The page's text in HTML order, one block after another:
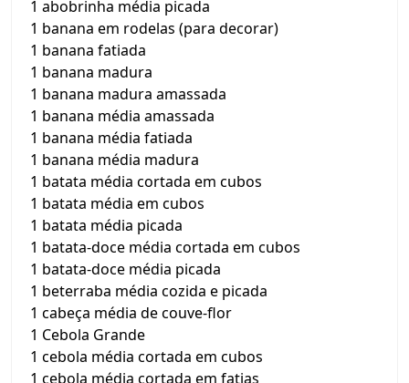
1 abobrinha média picada
1 banana em rodelas (para decorar)
1 banana fatiada
1 banana madura
1 banana madura amassada
1 banana média amassada
1 banana média fatiada
1 banana média madura
1 batata média cortada em cubos
1 batata média em cubos
1 batata média picada
1 batata-doce média cortada em cubos
1 batata-doce média picada
1 beterraba média cozida e picada
1 cabeça média de couve-flor
1 Cebola Grande
1 cebola média cortada em cubos
1 cebola média cortada em fatias